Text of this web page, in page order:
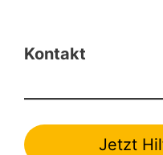
Kontakt
Jetzt